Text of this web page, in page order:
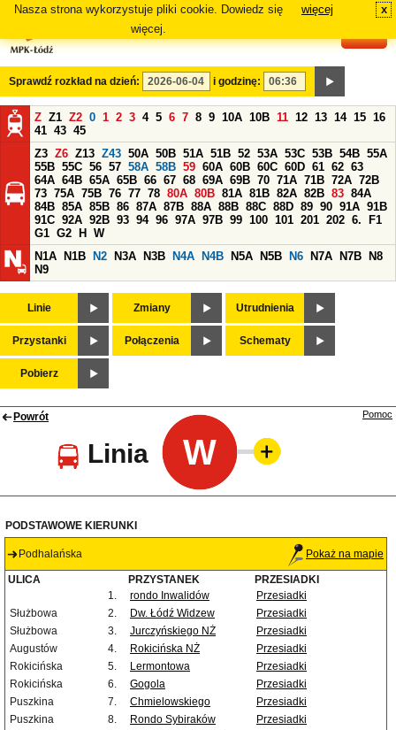
Nasza strona wykorzystuje pliki cookie. Dowiedz się
więcej.
więcej x
Sprawdź rozkład na dzień: i godzinę:
Z Z1 Z2 0 1 2 3 4 5 6 7 8 9 10A 10B 11 12 13 14 15 16
41 43 45
Z3 Z6 Z13 Z43 50A 50B 51A 51B 52 53A 53C 53B 54B 55A
55B 55C 56 57 58A 58B 59 60A 60B 60C 60D 61 62 63
64A 64B 65A 65B 66 67 68 69A 69B 70 71A 71B 72A 72B
73 75A 75B 76 77 78 80A 80B 81A 81B 82A 82B 83 84A
84B 85A 85B 86 87A 87B 88A 88B 88C 88D 89 90 91A 91B
91C 92A 92B 93 94 96 97A 97B 99 100 101 201 202 6.
F1
G1 G2 H
W
N1A
N1B N2 N3A N3B N4A N4B N5A N5B N6 N7A N7B
N8
N9
Linie Zmiany Utrudnienia
Przystanki Połączenia Schematy
Pobierz
Powrót
Linia W
Pomoc
PODSTAWOWE KIERUNKI
Podhalańska Pokaż na mapie
ULICA PRZYSTANEK
PRZESIADKI
1.
rondo Inwalidów
Przesiadki
Służbowa
2. Dw. Łódź Widzew
Przesiadki
Służbowa
3. Jurczyńskiego NŻ
Przesiadki
Augustów
4. Rokicińska NŻ
Przesiadki
Rokicińska
5. Lermontowa
Przesiadki
Rokicińska
6. Gogola
Przesiadki
Puszkina
7. Chmielowskiego
Przesiadki
Puszkina
8. Rondo Sybiraków
Przesiadki